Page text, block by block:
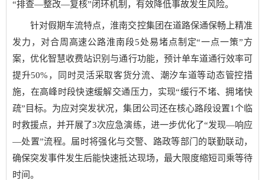
“排查—整改—复核”闭环机制，有效降低事故发生风险。
针对假期车流特点，淮南交控集团在道路保通保畅上精准
发力，对合周高速公路淮南段5处易堵点制定“一点一策”方
案，优化智慧收费站识别与通行功能，预计单车道通行效率可
提升50%，同时灵活采取客货分流、潮汐车道等动态管控措
施，在高峰时段快速缓解交通压力，实现“缓行不堵、拥堵快
疏”目标。为应对突发状况，集团公司还在核心路段设置1个临
时救援点，并开展了3次应急演练，进一步优化了“发现—响应
—处置”流程。届时将强化与交警、路政等部门的联勤联动，
确保突发事件发生后能快速抵达现场，最大限度缩短司乘等待
时间。